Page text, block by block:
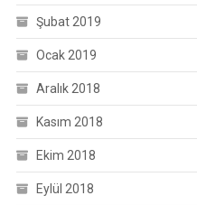
Şubat 2019
Ocak 2019
Aralık 2018
Kasım 2018
Ekim 2018
Eylül 2018